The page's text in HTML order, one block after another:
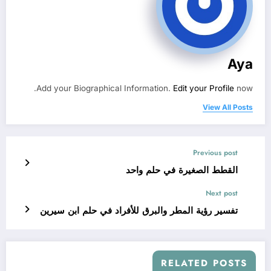
Aya
Add your Biographical Information. Edit your Profile now.
View All Posts
Previous post
القطط الصغيرة في حلم واحد
Next post
تفسير رؤية المطر والبرق للأفراد في حلم ابن سيرين
RELATED POSTS